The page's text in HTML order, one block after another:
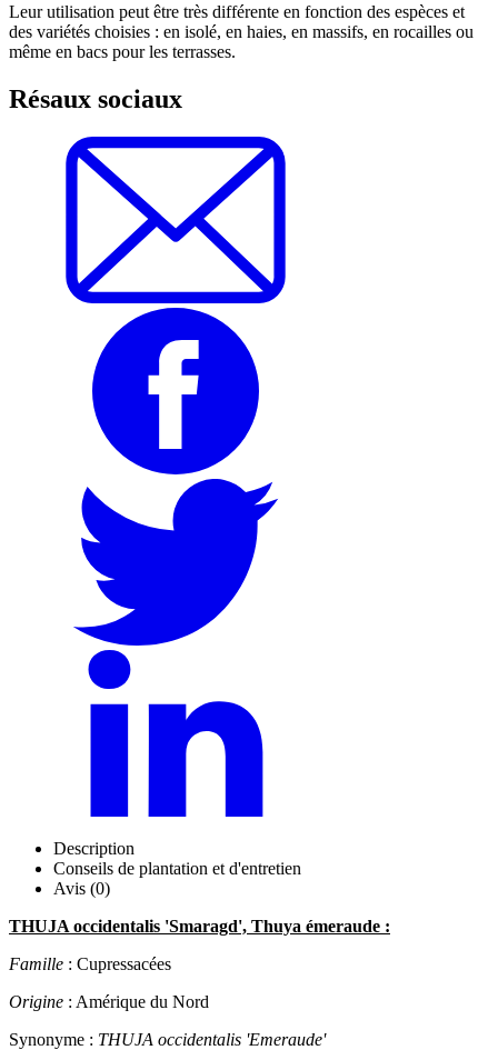
Leur utilisation peut être très différente en fonction des espèces et
des variétés choisies : en isolé, en haies, en massifs, en rocailles ou
même en bacs pour les terrasses.
Résaux sociaux
Description
Conseils de plantation et d'entretien
Avis (0)
THUJA occidentalis 'Smaragd', Thuya émeraude :
Famille : Cupressacées
Origine : Amérique du Nord
Synonyme : THUJA occidentalis 'Emeraude'